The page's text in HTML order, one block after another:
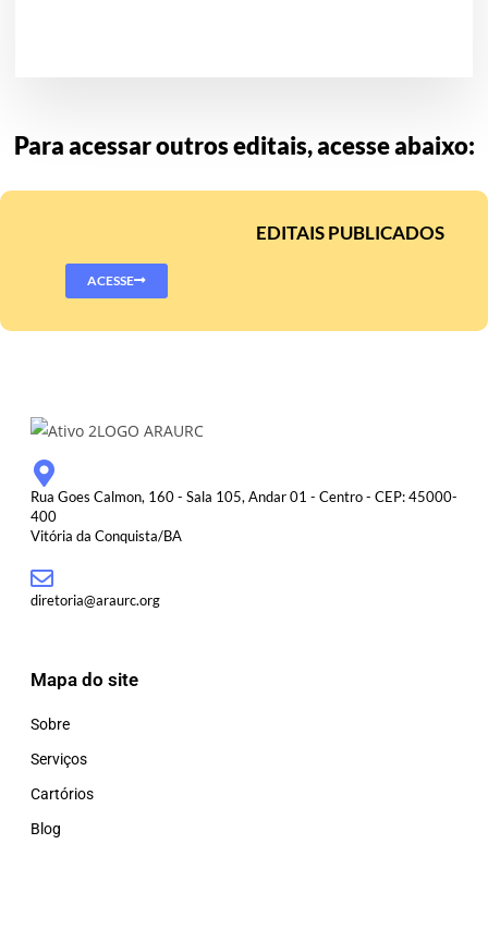
Para acessar outros editais, acesse abaixo:
EDITAIS PUBLICADOS
ACESSE
Rua Goes Calmon, 160 - Sala 105, Andar 01 - Centro - CEP: 45000-
400
Vitória da Conquista/BA
diretoria@araurc.org
Mapa do site
Sobre
Serviços
Cartórios
Blog